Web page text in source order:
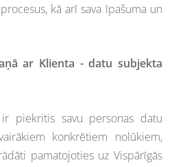
kā arī sava īpašuma un
ar Klienta - datu subjekta
piekritis savu personas datu
konkrētiem nolūkiem,
pamatojoties uz Vispārīgās